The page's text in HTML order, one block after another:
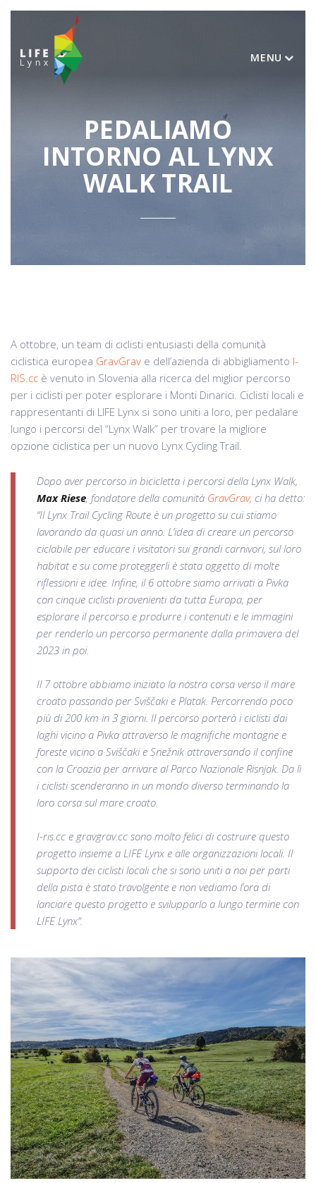
MENU
PEDALIAMO
INTORNO AL LYNX
WALK TRAIL
A ottobre, un team di ciclisti entusiasti della comunità
ciclistica europea GravGrav e dell’azienda di abbigliamento I-
RIS.cc è venuto in Slovenia alla ricerca del miglior percorso
per i ciclisti per poter esplorare i Monti Dinarici. Ciclisti locali e
rappresentanti di LIFE Lynx si sono uniti a loro, per pedalare
lungo i percorsi del “Lynx Walk” per trovare la migliore
opzione ciclistica per un nuovo Lynx Cycling Trail.
Dopo aver percorso in bicicletta i percorsi della Lynx Walk,
Max Riese, fondatore della comunità GravGrav, ci ha detto:
“Il Lynx Trail Cycling Route è un progetto su cui stiamo
lavorando da quasi un anno. L’idea di creare un percorso
ciclabile per educare i visitatori sui grandi carnivori, sul loro
habitat e su come proteggerli è stata oggetto di molte
riflessioni e idee. Infine, il 6 ottobre siamo arrivati ​​a Pivka
con cinque ciclisti provenienti da tutta Europa, per
esplorare il percorso e produrre i contenuti e le immagini
per renderlo un percorso permanente dalla primavera del
2023 in poi.
Il 7 ottobre abbiamo iniziato la nostra corsa verso il mare
croato passando per Sviščaki e Platak. Percorrendo poco
più di 200 km in 3 giorni. Il percorso porterà i ciclisti dai
laghi vicino a Pivka attraverso le magnifiche montagne e
foreste vicino a Sviščaki e Snežnik attraversando il confine
con la Croazia per arrivare al Parco Nazionale Risnjak. Da lì
i ciclisti scenderanno in un mondo diverso terminando la
loro corsa sul mare croato.
I-ris.cc e gravgrav.cc sono molto felici di costruire questo
progetto insieme a LIFE Lynx e alle organizzazioni locali. Il
supporto dei ciclisti locali che si sono uniti a noi per parti
della pista è stato travolgente e non vediamo l’ora di
lanciare questo progetto e svilupparlo a lungo termine con
LIFE Lynx”.